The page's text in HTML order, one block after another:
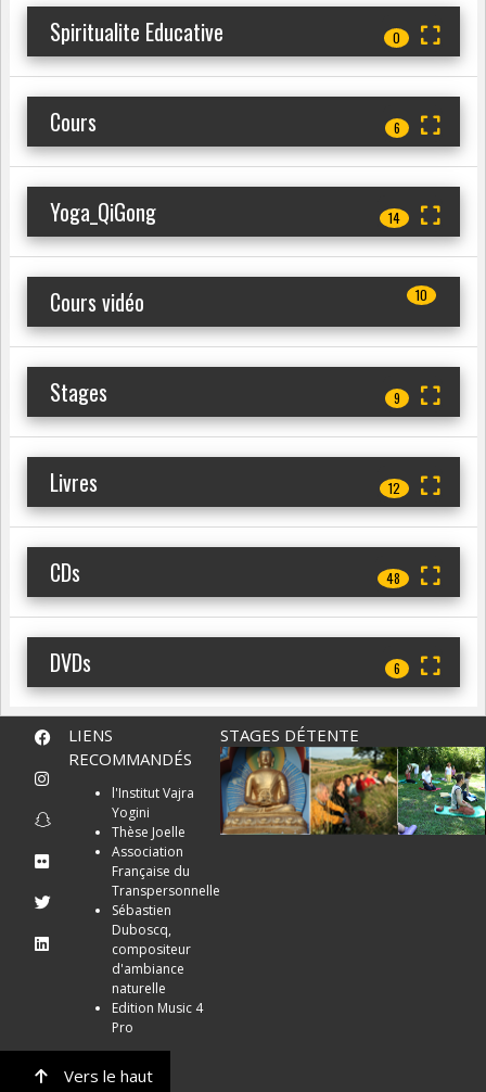
Spiritualite Educative 0
Cours 6
Yoga_QiGong 14
Cours vidéo 10
Stages 9
Livres 12
CDs 48
DVDs 6
LIENS
RECOMMANDÉS
l'Institut Vajra
Yogini
Thèse Joelle
Association
Française du
Transpersonnelle
Sébastien
Duboscq,
compositeur
d'ambiance
naturelle
Edition Music 4
Pro
STAGES DÉTENTE
Vers le haut